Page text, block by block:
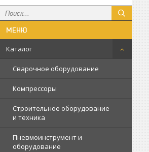
Каталог
Сварочное оборудование
Компрессоры
Строительное оборудование
и техника
Пневмоинструмент и
оборудование